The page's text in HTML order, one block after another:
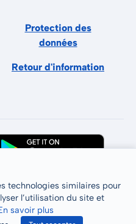
Protection des
données
Retour d'information
LCP GmbH 2026
technologies similaires pour
l’utilisation du site et
savoir plus